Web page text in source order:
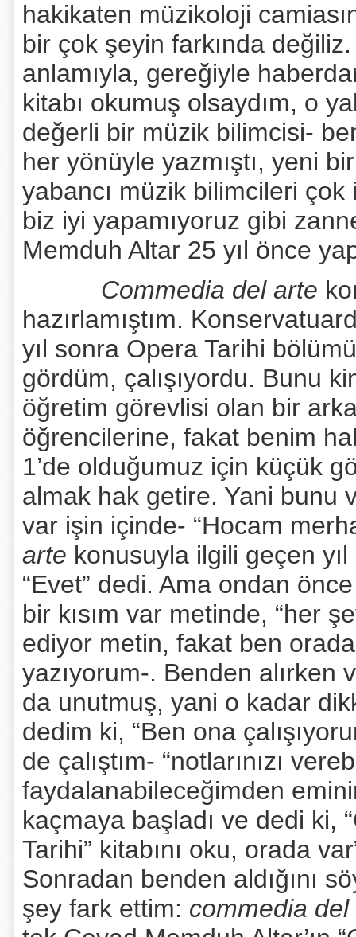
hakikaten müzikoloji
bir çok şeyin farkında
anlamıyla, gereğiyle
kitabı okumuş olsaydım, o
değerli bir müzik bilimcisi-
her yönüyle yazmıştı, yeni
yabancı müzik bilimcileri
biz iyi yapamıyoruz gibi
Memduh Altar 25 yıl önce
Commedia del arte
hazırlamıştım.
yıl sonra Opera Tarihi
gördüm, çalışıyordu. Bunu
öğretim görevlisi olan bir
öğrencilerine, fakat benim
1’de olduğumuz için küçük
almak hak getire. Yani bunu
var işin içinde- “Hocam
arte konusuyla ilgili geçen yıl
“Evet” dedi. Ama ondan
bir kısım var metinde, “her
ediyor metin, fakat ben
yazıyorum-. Benden alırken
da unutmuş, yani o kadar
dedim ki, “Ben ona
de çalıştım- “notlarınızı
faydalanabileceğimden
kaçmaya başladı ve dedi ki,
Tarihi” kitabını oku, orada
Sonradan benden aldığını
şey fark ettim: commedia del